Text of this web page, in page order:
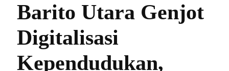
Barito Utara Genjot
Digitalisasi
Kependudukan,